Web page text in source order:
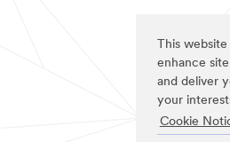
This
enhance
and deliver
your
Cookie